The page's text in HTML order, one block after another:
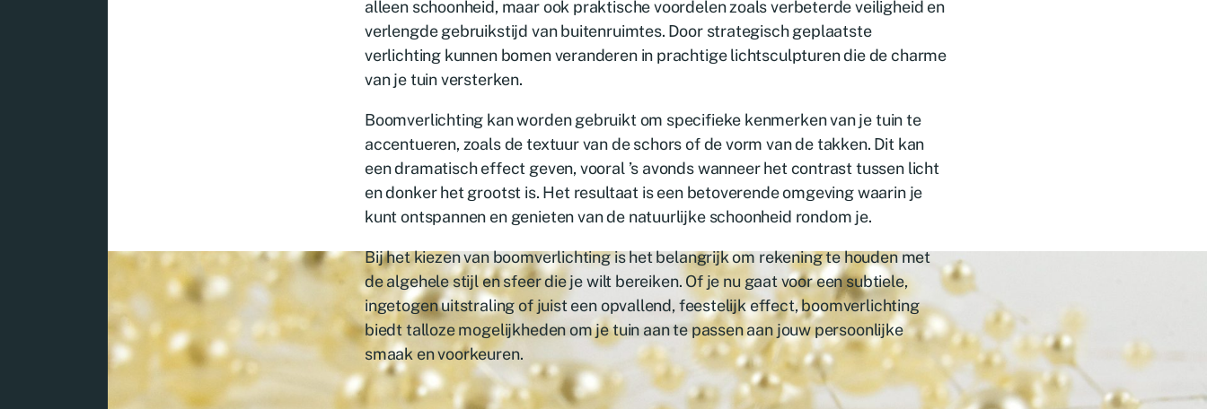
alleen schoonheid, maar ook praktische voordelen zoals verbeterde veiligheid en
verlengde gebruikstijd van buitenruimtes. Door strategisch geplaatste
verlichting kunnen bomen veranderen in prachtige lichtsculpturen die de charme
van je tuin versterken.
Boomverlichting kan worden gebruikt om specifieke kenmerken van je tuin te
accentueren, zoals de textuur van de schors of de vorm van de takken. Dit kan
een dramatisch effect geven, vooral ’s avonds wanneer het contrast tussen licht
en donker het grootst is. Het resultaat is een betoverende omgeving waarin je
kunt ontspannen en genieten van de natuurlijke schoonheid rondom je.
Bij het kiezen van boomverlichting is het belangrijk om rekening te houden met
de algehele stijl en sfeer die je wilt bereiken. Of je nu gaat voor een subtiele,
ingetogen uitstraling of juist een opvallend, feestelijk effect, boomverlichting
biedt talloze mogelijkheden om je tuin aan te passen aan jouw persoonlijke
smaak en voorkeuren.